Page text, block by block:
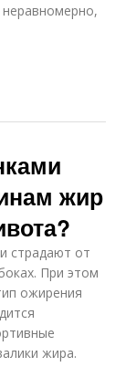
жир
страдают от
При этом
ожирения
жира.